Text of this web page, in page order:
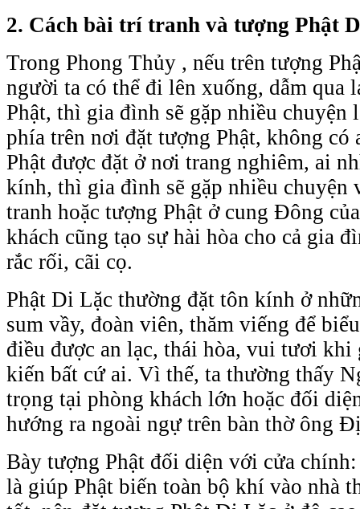
2. Cách bài trí tranh và tượng Phật
Trong Phong Thủy , nếu trên tượng
người ta có thể đi lên xuống, dẫm qua
Phật, thì gia đình sẽ gặp nhiều chuyện
phía trên nơi đặt tượng Phật, không
Phật được đặt ở nơi trang nghiêm, ai
kính, thì gia đình sẽ gặp nhiều chuyện
tranh hoặc tượng Phật ở cung Đông
khách cũng tạo sự hài hòa cho cả gia
rắc rối, cãi cọ.
Phật Di Lặc thường đặt tôn kính ở
sum vầy, đoàn viên, thăm viếng để
điều được an lạc, thái hòa, vui tươi khi
kiến bất cứ ai. Vì thế, ta thường thấy
trọng tại phòng khách lớn hoặc đối
hướng ra ngoài ngự trên bàn thờ ông
Bày tượng Phật đối diện với cửa
là giúp Phật biến toàn bộ khí vào nhà